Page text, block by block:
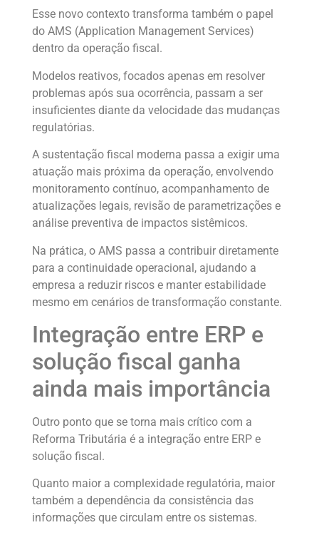
Esse novo contexto transforma também o papel
do AMS (Application Management Services)
dentro da operação fiscal.
Modelos reativos, focados apenas em resolver
problemas após sua ocorrência, passam a ser
insuficientes diante da velocidade das mudanças
regulatórias.
A sustentação fiscal moderna passa a exigir uma
atuação mais próxima da operação, envolvendo
monitoramento contínuo, acompanhamento de
atualizações legais, revisão de parametrizações e
análise preventiva de impactos sistêmicos.
Na prática, o AMS passa a contribuir diretamente
para a continuidade operacional, ajudando a
empresa a reduzir riscos e manter estabilidade
mesmo em cenários de transformação constante.
Integração entre ERP e
solução fiscal ganha
ainda mais importância
Outro ponto que se torna mais crítico com a
Reforma Tributária é a integração entre ERP e
solução fiscal.
Quanto maior a complexidade regulatória, maior
também a dependência da consistência das
informações que circulam entre os sistemas.